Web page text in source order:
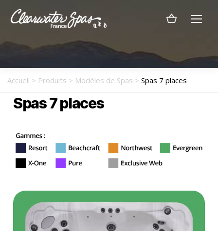
Spas
Accueil > Produits > Modèles de Spas > Spas 7 places
Spas 7 places